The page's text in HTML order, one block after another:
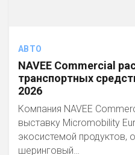
АВТО
NAVEE Commercial
транспортных
2026
Компания NAVEE
выставку Micromobility
экосистемой продуктов,
шеринговый…